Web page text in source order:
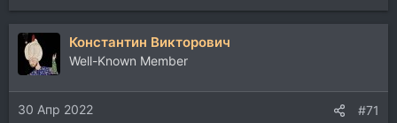
е
а
ц
и
и
:
Константин Викторович
Well-Known Member
30 Апр 2022 #71